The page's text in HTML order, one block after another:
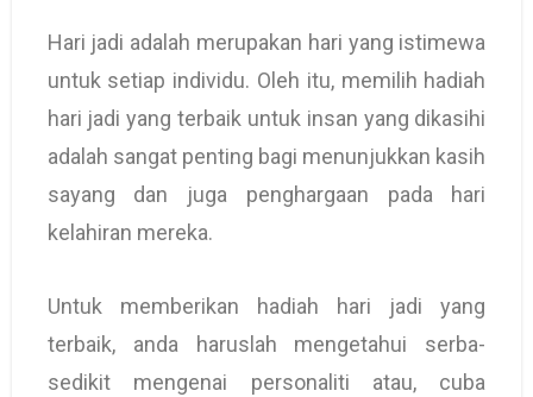
Hari jadi adalah merupakan hari yang istimewa
untuk setiap individu. Oleh itu, memilih hadiah
hari jadi yang terbaik untuk insan yang dikasihi
adalah sangat penting bagi menunjukkan kasih
sayang dan juga penghargaan pada hari
kelahiran mereka.
Untuk memberikan hadiah hari jadi yang
terbaik, anda haruslah mengetahui serba-
sedikit mengenai personaliti atau, cuba